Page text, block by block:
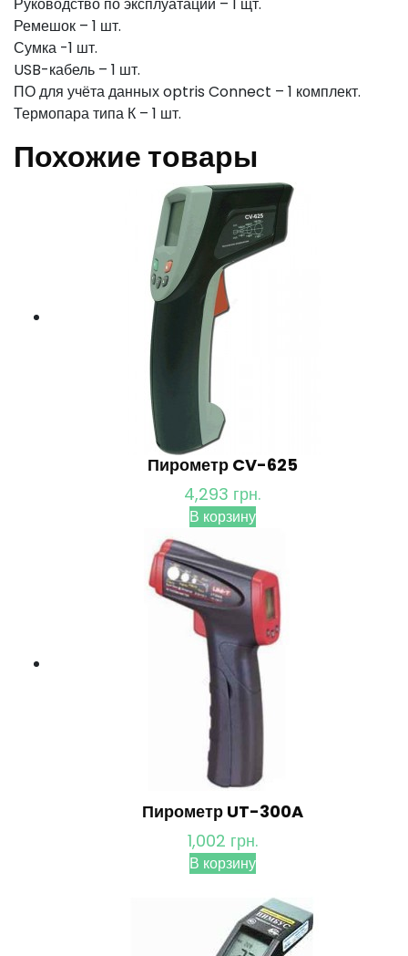
Ремешок – 1 шт.
Сумка -1 шт.
USB-кабель – 1 шт.
ПО для учёта данных optris Connect – 1 комплект.
Термопара типа К – 1 шт.
Похожие товары
Пирометр CV-625
4,293 грн.
В корзину
Пирометр UT-300A
1,002 грн.
В корзину